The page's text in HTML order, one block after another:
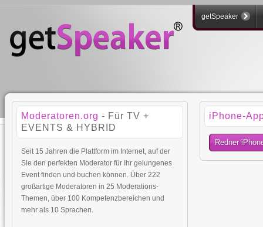
getSpeaker
Moderatoren.org - Für TV +
EVENTS & HYBRID
Seit 15 Jahren die Plattform im Internet, auf der
Sie den perfekten Moderator für Ihr gelungenes
Event finden und buchen können. Über 222
großartige Moderatoren in 25 Moderations-
Themen, über 100 Kompetenzbereichen und
mehr als 10 Sprachen.
iPhone-
Redner